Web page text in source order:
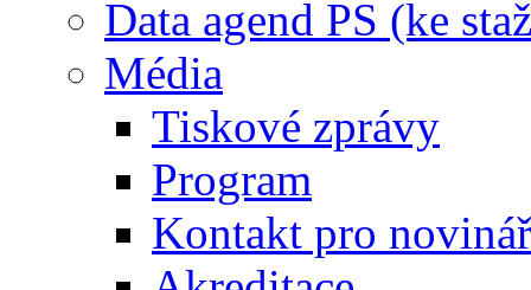
Data agend PS (ke
Média
Tiskové zprávy
Program
Kontakt pro